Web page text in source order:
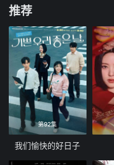
推荐
第92集
我们愉快的好日子